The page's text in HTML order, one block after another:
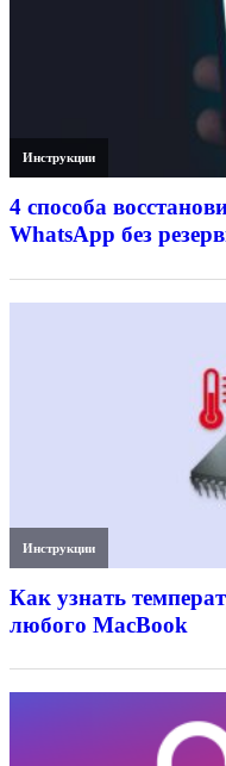
Инструкции
4 способа
WhatsApp без
Инструкции
Как узнать
любого MacBook